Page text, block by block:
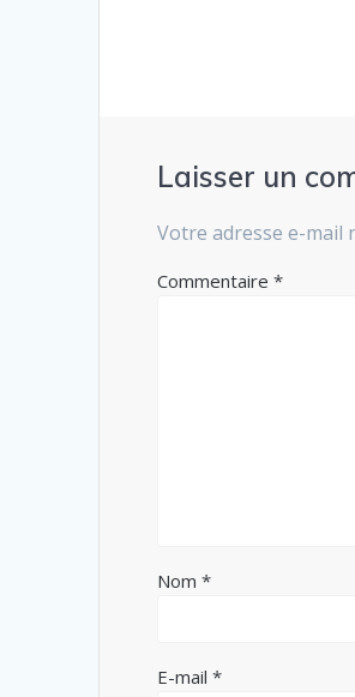
Laisser un
Votre adresse e-mail
Commentaire*
Nom*
E-mail*